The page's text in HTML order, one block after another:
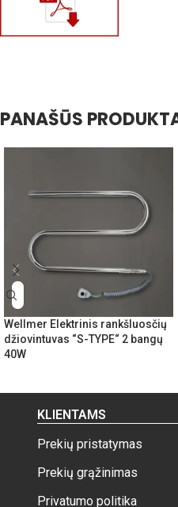
PANAŠŪS
Wellmer Elektrinis rankšluosčių
džiovintuvas “S-TYPE“ 2 bangų
40W
KLIENTAMS
Prekių pristatymas
Prekių grąžinimas
Privatumo politika